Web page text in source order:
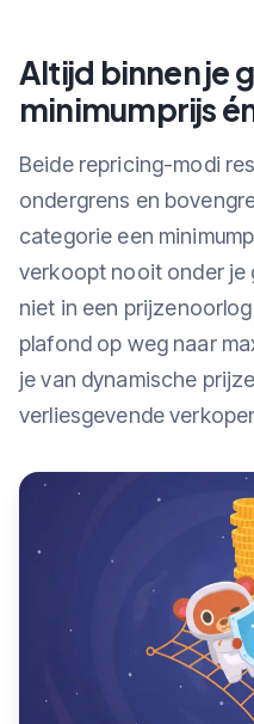
Altijd binnen je
minimumprijs
Beide repricing-modi
ondergrens en
categorie een
verkoopt nooit onder
niet in een
plafond op weg naar
je van dynamische
verliesgevende